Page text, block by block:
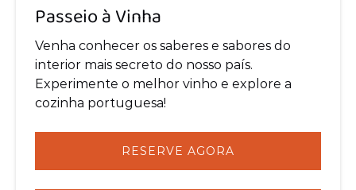
Passeio à Vinha
Venha conhecer os saberes e sabores do
interior mais secreto do nosso país.
Experimente o melhor vinho e explore a
cozinha portuguesa!
RESERVE AGORA